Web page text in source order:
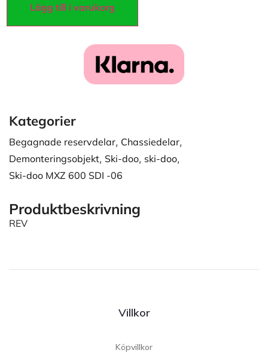
Lägg till i varukorg
Kategorier
Begagnade reservdelar, Chassiedelar,
Demonteringsobjekt, Ski-doo, ski-doo,
Ski-doo MXZ 600 SDI -06
Produktbeskrivning
REV
Villkor
Köpvillkor